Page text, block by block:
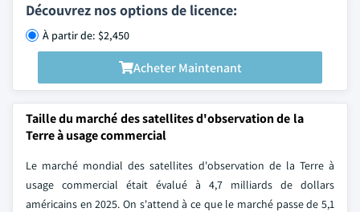
Découvrez nos options de licence:
À partir de: $2,450
Acheter Maintenant
Taille du marché des satellites d'observation de la
Terre à usage commercial
Le marché mondial des satellites d'observation de la Terre à
usage commercial était évalué à 4,7 milliards de dollars
américains en 2025. On s'attend à ce que le marché passe de 5,1